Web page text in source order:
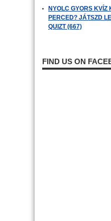
NYOLC GYORS
PERCED? JÁTSZD
QUIZT (667)
FIND US ON